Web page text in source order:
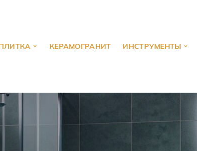
КЕРАМОГРАНИТ ИНСТРУМЕНТЫ